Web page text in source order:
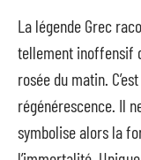
La légende Grec
tellement inoffensif
rosée du matin.
régénérescence. Il
symbolise alors la